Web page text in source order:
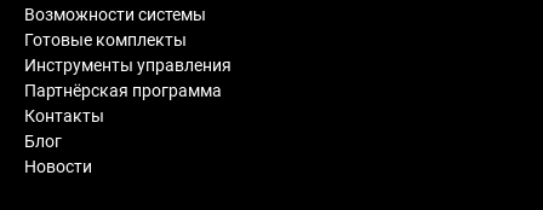
Возможности системы
Готовые комплекты
Инструменты управления
Партнёрская программа
Контакты
Блог
Новости